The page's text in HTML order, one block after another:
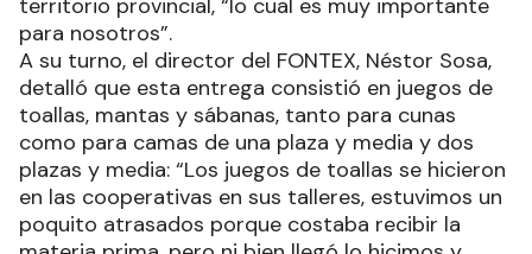
para nosotros”.
A su turno, el director del FONTEX, Néstor Sosa,
detalló que esta entrega consistió en juegos de
toallas, mantas y sábanas, tanto para cunas
como para camas de una plaza y media y dos
plazas y media: “Los juegos de toallas se hicieron
en las cooperativas en sus talleres, estuvimos un
poquito atrasados porque costaba recibir la